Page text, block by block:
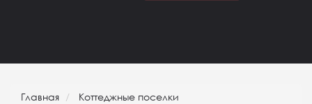
Главная
Коттеджные поселки